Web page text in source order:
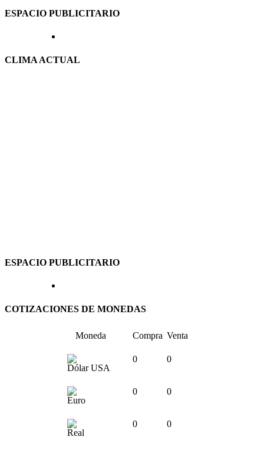
ESPACIO PUBLICITARIO
CLIMA ACTUAL
ESPACIO PUBLICITARIO
COTIZACIONES DE MONEDAS
Moneda Compra Venta
Dólar USA
0 0
Euro
0 0
Real
0 0